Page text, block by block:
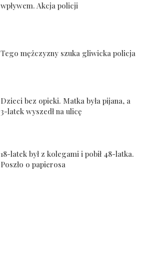
wpływem. Akcja policji
Tego mężczyzny szuka gliwicka policja
Dzieci bez opieki. Matka była pijana, a
3-latek wyszedł na ulicę
18-latek był z kolegami i pobił 48-latka.
Poszło o papierosa